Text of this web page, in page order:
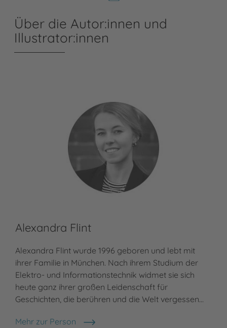
Über die Autor:innen und
Illustrator:innen
Alexandra Flint
Alexandra Flint wurde 1996 geboren und lebt mit
ihrer Familie in München. Nach ihrem Studium der
Elektro- und Informationstechnik widmet sie sich
heute ganz ihrer großen Leidenschaft für
Geschichten, die berühren und die Welt vergessen…
Mehr zur Person